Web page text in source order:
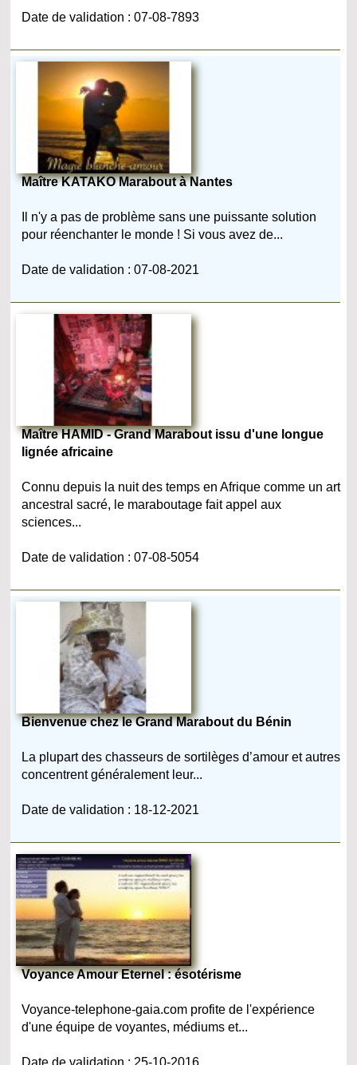
Date de validation : 07-08-7893
Maître KATAKO Marabout à Nantes
Il n'y a pas de problème sans une puissante solution
pour réenchanter le monde ! Si vous avez de...
Date de validation : 07-08-2021
Maître HAMID - Grand Marabout issu d'une longue
lignée africaine
Connu depuis la nuit des temps en Afrique comme un art
ancestral sacré, le maraboutage fait appel aux
sciences...
Date de validation : 07-08-5054
Bienvenue chez le Grand Marabout du Bénin
La plupart des chasseurs de sortilèges d’amour et autres
concentrent généralement leur...
Date de validation : 18-12-2021
Voyance Amour Eternel : ésotérisme
Voyance-telephone-gaia.com profite de l'expérience
d'une équipe de voyantes, médiums et...
Date de validation : 25-10-2016